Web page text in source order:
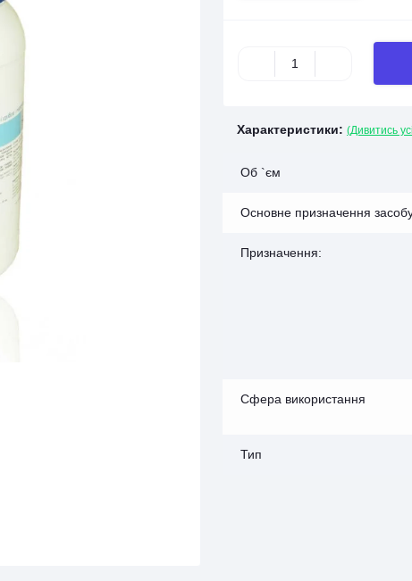
Характеристики: (Дивитись
Об `єм
Основне призначення
Призначення:
Сфера використання
Тип